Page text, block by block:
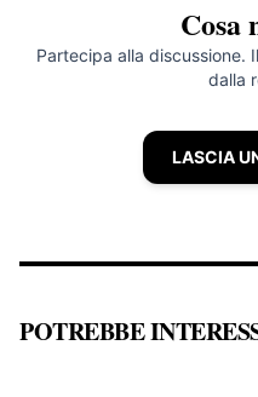
Cosa
Partecipa alla discussione.
dalla
LASCIA
POTREBBE